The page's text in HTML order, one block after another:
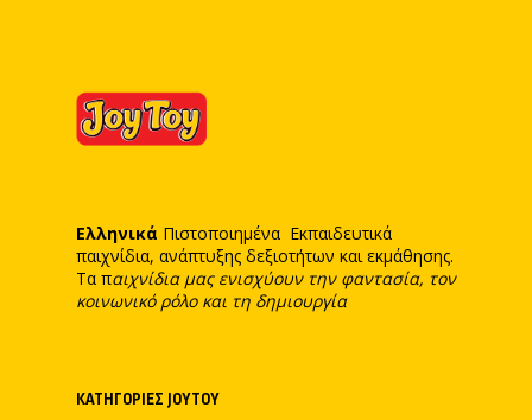
Ελληνικά Πιστοποιημένα Εκπαιδευτικά
παιχνίδια, ανάπτυξης δεξιοτήτων και εκμάθησης.
Τα παιχνίδια μας ενισχύουν την φαντασία, τον
κοινωνικό ρόλο και τη δημιουργία
ΚΑΤΗΓΟΡΊΕΣ JOYTOY